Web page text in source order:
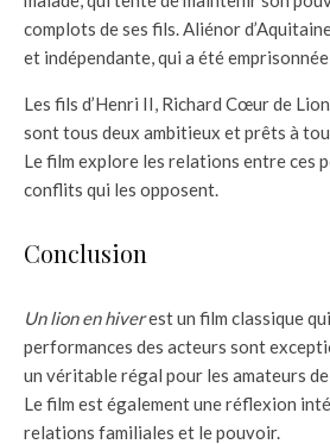
complots de ses fils. Aliénor
et indépendante, qui a été emprisonnée
Les fils d’Henri II, Richard Cœur de
sont tous deux ambitieux et prêts à
Le film explore les relations entre ces
conflits qui les opposent.
Conclusion
Un lion en hiverest un film classique
performances des acteurs sont
un véritable régal pour les amateurs
Le film est également une réflexion
relations familiales et le pouvoir.